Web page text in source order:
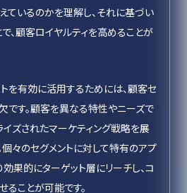
ているのかを理解し、それに基づい
、顧客ロイヤルティを高めることが
トを有効に活用するためには、顧客セ
です。顧客を異なる特性やニーズで
イズされたマーケティング戦略を展
個々のセグメントに対して特有のアプ
果的にターゲット層にリーチし、コ
ることが可能です。